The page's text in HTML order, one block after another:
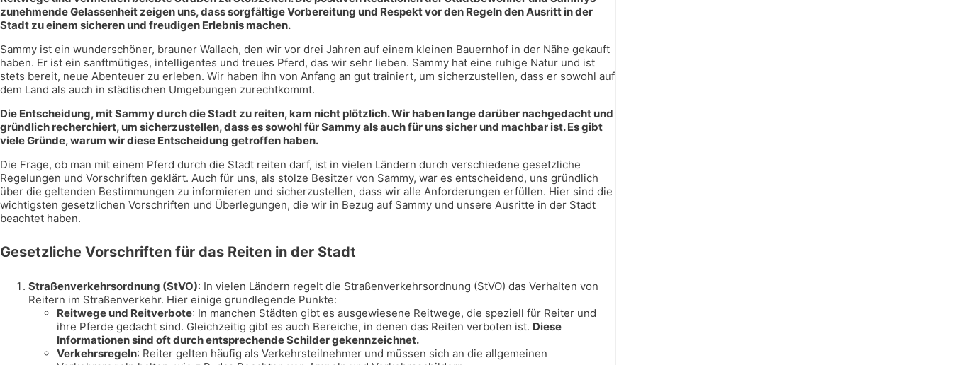
zunehmende Gelassenheit zeigen uns, dass sorgfältige Vorbereitung und Respekt vor den Regeln den Ausritt in der
Stadt zu einem sicheren und freudigen Erlebnis machen.
Sammy ist ein wunderschöner, brauner Wallach, den wir vor drei Jahren auf einem kleinen Bauernhof in der Nähe gekauft
haben. Er ist ein sanftmütiges, intelligentes und treues Pferd, das wir sehr lieben. Sammy hat eine ruhige Natur und ist
stets bereit, neue Abenteuer zu erleben. Wir haben ihn von Anfang an gut trainiert, um sicherzustellen, dass er sowohl auf
dem Land als auch in städtischen Umgebungen zurechtkommt.
Die Entscheidung, mit Sammy durch die Stadt zu reiten, kam nicht plötzlich. Wir haben lange darüber nachgedacht und
gründlich recherchiert, um sicherzustellen, dass es sowohl für Sammy als auch für uns sicher und machbar ist. Es gibt
viele Gründe, warum wir diese Entscheidung getroffen haben.
Die Frage, ob man mit einem Pferd durch die Stadt reiten darf, ist in vielen Ländern durch verschiedene gesetzliche
Regelungen und Vorschriften geklärt. Auch für uns, als stolze Besitzer von Sammy, war es entscheidend, uns gründlich
über die geltenden Bestimmungen zu informieren und sicherzustellen, dass wir alle Anforderungen erfüllen. Hier sind die
wichtigsten gesetzlichen Vorschriften und Überlegungen, die wir in Bezug auf Sammy und unsere Ausritte in der Stadt
beachtet haben.
Gesetzliche Vorschriften für das Reiten in der Stadt
Straßenverkehrsordnung (StVO): In vielen Ländern regelt die Straßenverkehrsordnung (StVO) das Verhalten von
Reitern im Straßenverkehr. Hier einige grundlegende Punkte:
Reitwege und Reitverbote: In manchen Städten gibt es ausgewiesene Reitwege, die speziell für Reiter und
ihre Pferde gedacht sind. Gleichzeitig gibt es auch Bereiche, in denen das Reiten verboten ist. Diese
Informationen sind oft durch entsprechende Schilder gekennzeichnet.
Verkehrsregeln: Reiter gelten häufig als Verkehrsteilnehmer und müssen sich an die allgemeinen